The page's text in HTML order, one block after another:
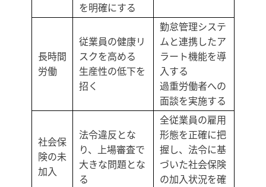
を明確にする
長時間
労働
従業員の健康リ
スクを高める
生産性の低下を
招く
勤怠管理システ
ムと連携したア
ラート機能を導
入する
過重労働者への
面談を実施する
社会保
険の未
加入
法令違反とな
り、上場審査で
大きな問題とな
る
全従業員の雇用
形態を正確に把
握し、法令に基
づいた社会保険
の加入状況を確